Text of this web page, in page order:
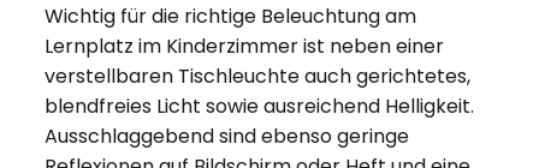
Wichtig für die richtige Beleuchtung am
Lernplatz im Kinderzimmer ist neben einer
verstellbaren Tischleuchte auch gerichtetes,
blendfreies Licht sowie ausreichend Helligkeit.
Ausschlaggebend sind ebenso geringe